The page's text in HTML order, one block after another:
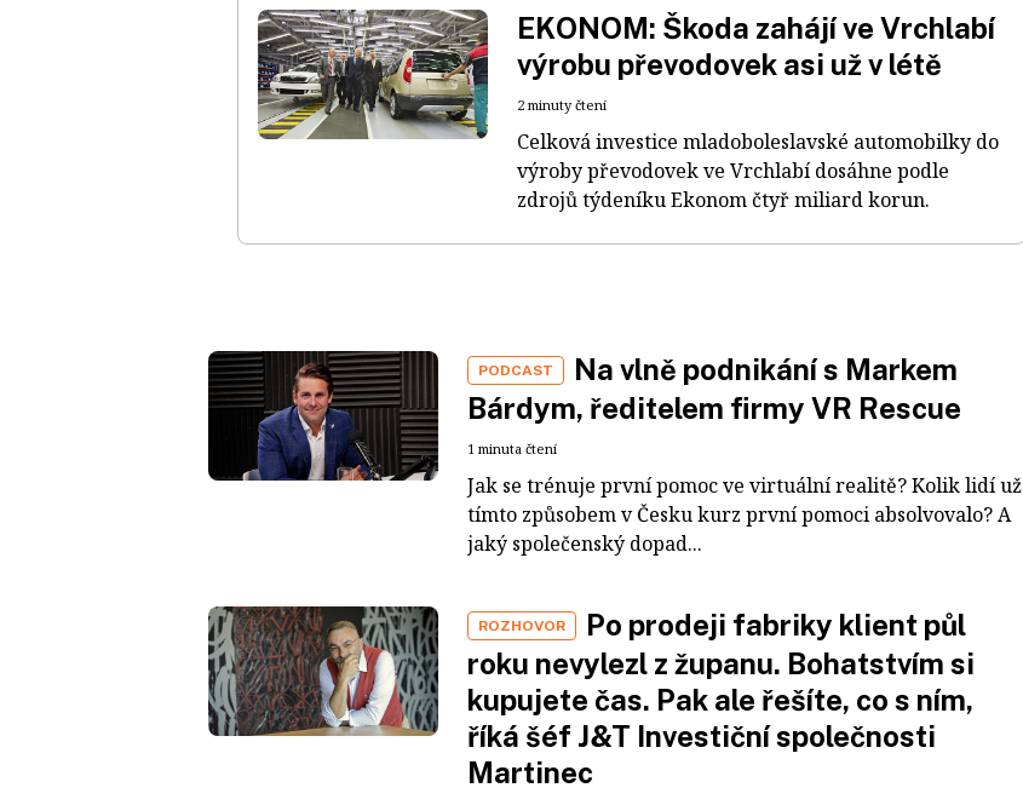
EKONOM: Škoda zahájí ve Vrchlabí
výrobu převodovek asi už v létě
2 minuty čtení
Celková investice mladoboleslavské automobilky do
výroby převodovek ve Vrchlabí dosáhne podle
zdrojů týdeníku Ekonom čtyř miliard korun.
PODCAST
Na vlně podnikání s Markem
Bárdym, ředitelem firmy VR Rescue
1 minuta čtení
Jak se trénuje první pomoc ve virtuální realitě? Kolik lidí už
tímto způsobem v Česku kurz první pomoci absolvovalo? A
jaký společenský dopad...
ROZHOVOR
Po prodeji fabriky klient půl
roku nevylezl z županu. Bohatstvím si
kupujete čas. Pak ale řešíte, co s ním,
říká šéf J&T Investiční společnosti
Martinec